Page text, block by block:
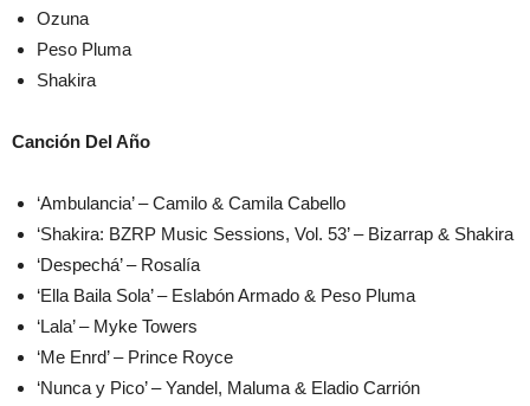
Ozuna
Peso Pluma
Shakira
Canción Del Año
‘Ambulancia’ – Camilo & Camila Cabello
‘Shakira: BZRP Music Sessions, Vol. 53’ – Bizarrap & Shakira
‘Despechá’ – Rosalía
‘Ella Baila Sola’ – Eslabón Armado & Peso Pluma
‘Lala’ – Myke Towers
‘Me Enrd’ – Prince Royce
‘Nunca y Pico’ – Yandel, Maluma & Eladio Carrión